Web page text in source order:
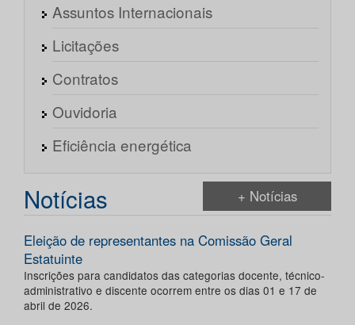
Assuntos Internacionais
Licitações
Contratos
Ouvidoria
Eficiência energética
Notícias + Notícias
Eleição de representantes na Comissão Geral
Estatuinte
Inscrições para candidatos das categorias docente, técnico-
administrativo e discente ocorrem entre os dias 01 e 17 de
abril de 2026.